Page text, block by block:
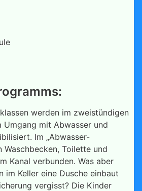
werden im zweistündigen
mit Abwasser und
Im „Abwasser-
Waschbecken, Toilette und
Kanal verbunden. Was aber
im Keller eine Dusche einbaut
vergisst? Die Kinder